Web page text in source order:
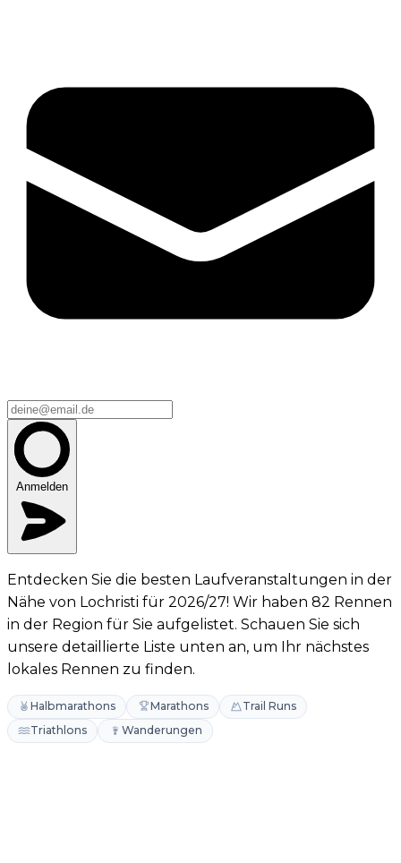
Anmelden
Entdecken Sie die besten Laufveranstaltungen in der
Nähe von Lochristi für 2026/27! Wir haben 82 Rennen
in der Region für Sie aufgelistet. Schauen Sie sich
unsere detaillierte Liste unten an, um Ihr nächstes
lokales Rennen zu finden.
Halbmarathons Marathons
Trail Runs
Triathlons
Wanderungen